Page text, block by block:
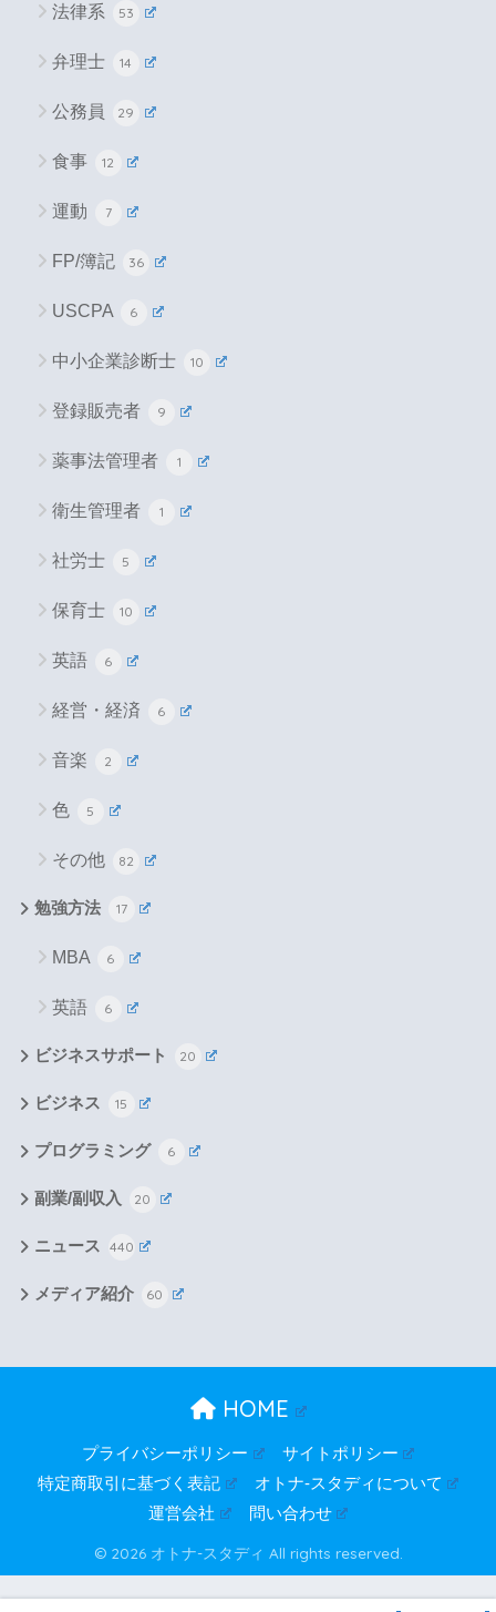
法律系 53
弁理士 14
公務員 29
食事 12
運動 7
FP/簿記 36
USCPA 6
中小企業診断士 10
登録販売者 9
薬事法管理者 1
衛生管理者 1
社労士 5
保育士 10
英語 6
経営・経済 6
音楽 2
色 5
その他 82
勉強方法 17
MBA 6
英語 6
ビジネスサポート 20
ビジネス 15
プログラミング 6
副業/副収入 20
ニュース 440
メディア紹介 60
HOME
プライバシーポリシー
サイトポリシー
特定商取引に基づく表記
オトナ-スタディについて
運営会社
問い合わせ
© 2026 オトナ-スタディ All rights reserved.